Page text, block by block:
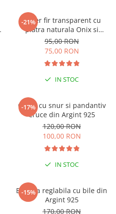
-21%
Colier fir transparent cu
piatra naturala Onix si
inchidere din Argint 925
95,00 RON
75,00 RON
IN STOC
-17%
Colier cu snur si pandantiv
Cruce din Argint 925
120,00 RON
100,00 RON
IN STOC
-15%
Bratara reglabila cu bile din
Argint 925
170,00 RON